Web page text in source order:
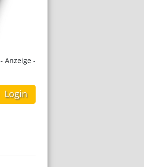
- Anzeige -
Login